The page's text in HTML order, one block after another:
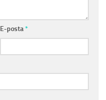
E-posta*